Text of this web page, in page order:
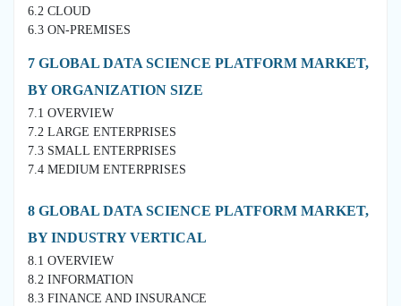
6.2 CLOUD
6.3 ON-PREMISES
7 GLOBAL DATA SCIENCE PLATFORM MARKET,
BY ORGANIZATION SIZE
7.1 OVERVIEW
7.2 LARGE ENTERPRISES
7.3 SMALL ENTERPRISES
7.4 MEDIUM ENTERPRISES
8 GLOBAL DATA SCIENCE PLATFORM MARKET,
BY INDUSTRY VERTICAL
8.1 OVERVIEW
8.2 INFORMATION
8.3 FINANCE AND INSURANCE